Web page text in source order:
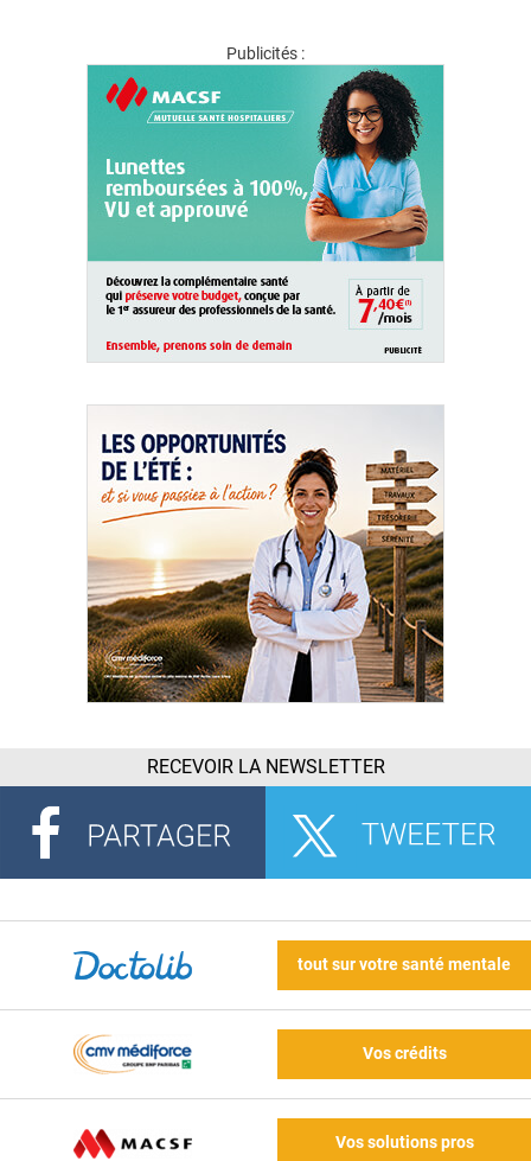
Publicités :
RECEVOIR LA NEWSLETTER
tout sur votre santé mentale
Vos crédits
Vos solutions pros